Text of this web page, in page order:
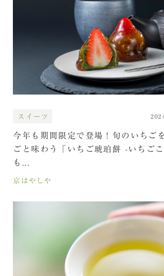
スイーツ
今年も期間限定で登場！旬のいちご
ごと味わう「いちご琥珀餅 -いちごこ
も...
京はやしや